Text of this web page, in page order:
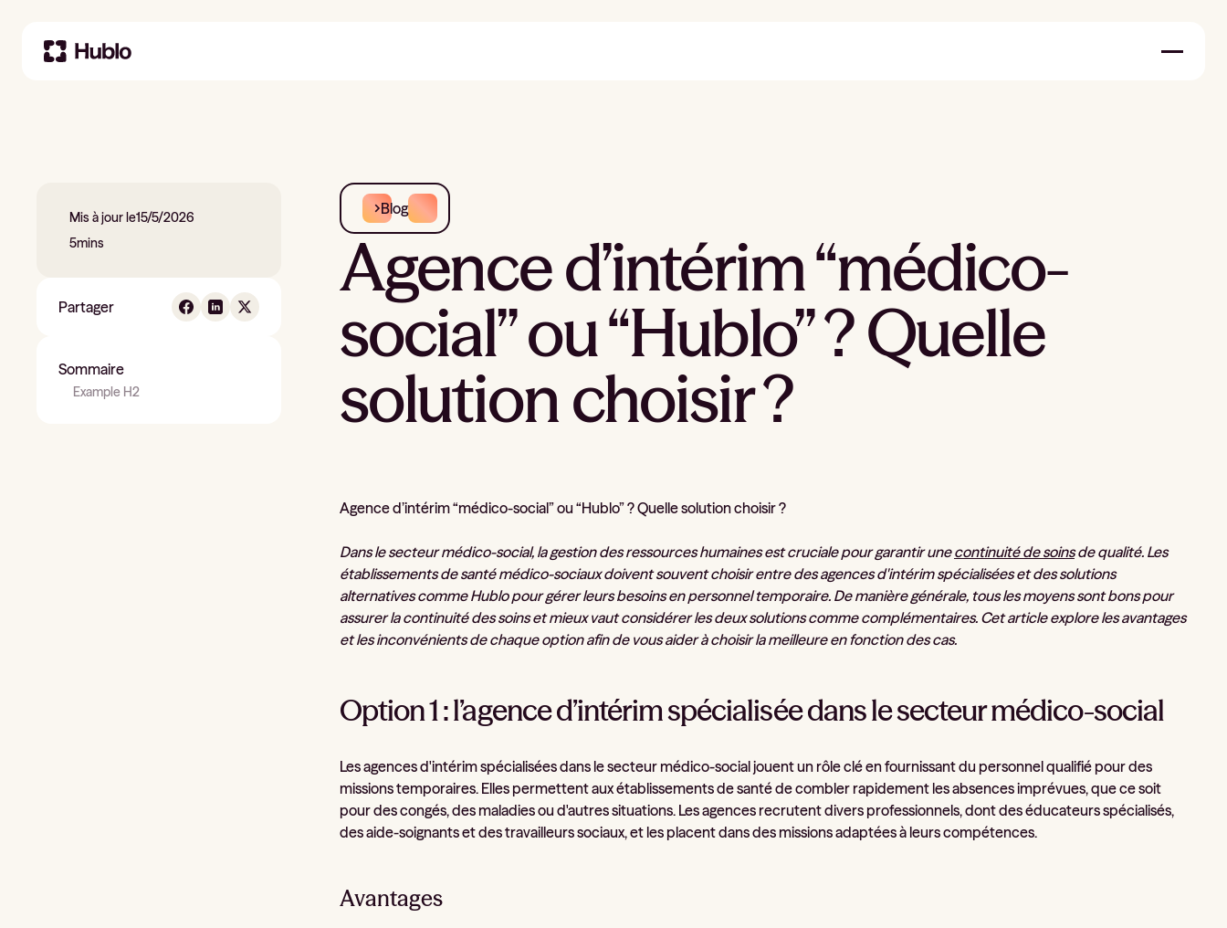
Mis à jour le15/5/2026
5mins
Partager
Sommaire
Example H2
Blog
Agence d’intérim “médico-
social” ou “Hublo” ? Quelle
solution choisir ?
Agence d’intérim “médico-social” ou “Hublo” ? Quelle solution choisir ?
Dans le secteur médico-social, la gestion des ressources humaines est cruciale pour garantir unecontinuité de soinsde qualité. Les
établissements de santé médico-sociaux doivent souvent choisir entre des agences d'intérim spécialisées et des solutions
alternatives comme Hublo pour gérer leurs besoins en personnel temporaire. De manière générale, tous les moyens sont bons pour
assurer la continuité des soins et mieux vaut considérer les deux solutions comme complémentaires. Cet article explore les avantages
et les inconvénients de chaque option afin de vous aider à choisir la meilleure en fonction des cas.
Option 1 : l’agence d’intérim spécialisée dans le secteur médico-social
Les agences d'intérim spécialisées dans le secteur médico-social jouent un rôle clé en fournissant du personnel qualifié pour des
missions temporaires. Elles permettent aux établissements de santé de combler rapidement les absences imprévues, que ce soit
pour des congés, des maladies ou d'autres situations. Les agences recrutent divers professionnels, dont des éducateurs spécialisés,
des aide-soignants et des travailleurs sociaux, et les placent dans des missions adaptées à leurs compétences.
Avantages